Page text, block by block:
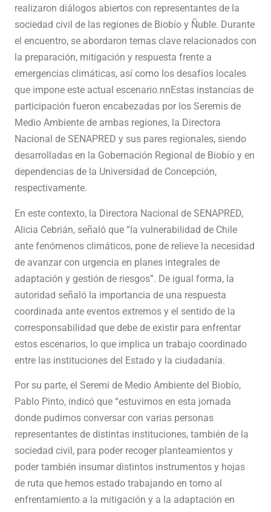
realizaron diálogos abiertos con representantes de la
sociedad civil de las regiones de Biobío y Ñuble. Durante
el encuentro, se abordaron temas clave relacionados con
la preparación, mitigación y respuesta frente a
emergencias climáticas, así como los desafíos locales
que impone este actual escenario.nnEstas instancias de
participación fueron encabezadas por los Seremis de
Medio Ambiente de ambas regiones, la Directora
Nacional de SENAPRED y sus pares regionales, siendo
desarrolladas en la Gobernación Regional de Biobío y en
dependencias de la Universidad de Concepción,
respectivamente.
En este contexto, la Directora Nacional de SENAPRED,
Alicia Cebrián, señaló que “la vulnerabilidad de Chile
ante fenómenos climáticos, pone de relieve la necesidad
de avanzar con urgencia en planes integrales de
adaptación y gestión de riesgos”. De igual forma, la
autoridad señaló la importancia de una respuesta
coordinada ante eventos extremos y el sentido de la
corresponsabilidad que debe de existir para enfrentar
estos escenarios, lo que implica un trabajo coordinado
entre las instituciones del Estado y la ciudadanía.
Por su parte, el Seremi de Medio Ambiente del Biobío,
Pablo Pinto, indicó que “estuvimos en esta jornada
donde pudimos conversar con varias personas
representantes de distintas instituciones, también de la
sociedad civil, para poder recoger planteamientos y
poder también insumar distintos instrumentos y hojas
de ruta que hemos estado trabajando en torno al
enfrentamiento a la mitigación y a la adaptación en